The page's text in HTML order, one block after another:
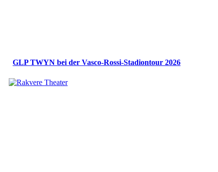
GLP TWYN bei der Vasco-Rossi-Stadiontour 2026